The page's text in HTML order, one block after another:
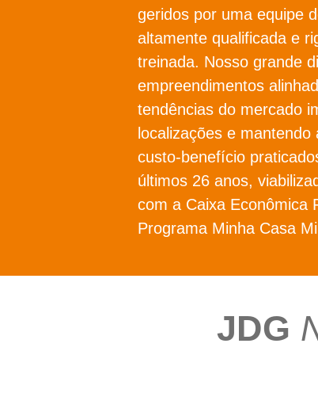
geridos por uma equipe
altamente qualificada e
treinada. Nosso grande
empreendimentos
tendências do mercado
localizações e mantendo
custo-benefício
últimos 26 anos,
com a Caixa Econômica
Programa Minha Casa
JDG